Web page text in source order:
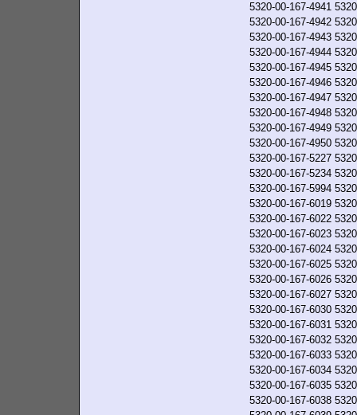
5320-00-167-4941
5320-00-167-4942
5320-00-167-4943
5320-00-167-4944
5320-00-167-4945
5320-00-167-4946
5320-00-167-4947
5320-00-167-4948
5320-00-167-4949
5320-00-167-4950
5320-00-167-5227
5320-00-167-5234
5320-00-167-5994
5320-00-167-6019
5320-00-167-6022
5320-00-167-6023
5320-00-167-6024
5320-00-167-6025
5320-00-167-6026
5320-00-167-6027
5320-00-167-6030
5320-00-167-6031
5320-00-167-6032
5320-00-167-6033
5320-00-167-6034
5320-00-167-6035
5320-00-167-6038